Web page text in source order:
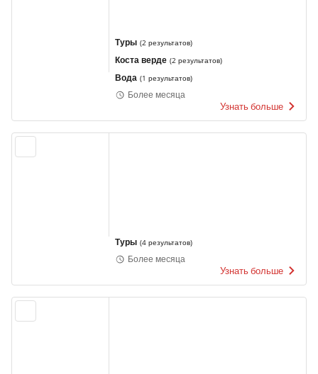
Туры (2 результатов)
Коста верде (2 результатов)
Вода (1 результатов)
Более месяца
Узнать больше
Туры (4 результатов)
Более месяца
Узнать больше